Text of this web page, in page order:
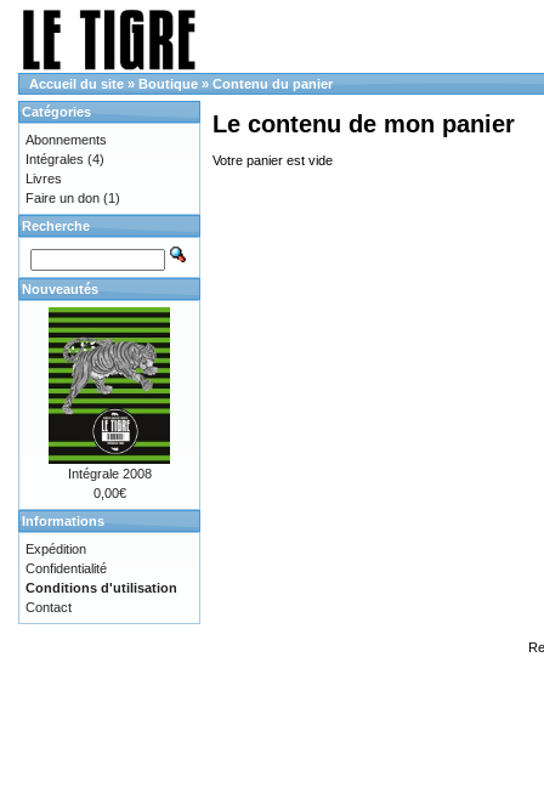
Accueil du site » Boutique » Contenu du panier
Le contenu de mon panier
Votre panier est vide
Catégories
Abonnements
Intégrales (4)
Livres
Faire un don (1)
Recherche
Nouveautés
Intégrale 2008
0,00€
Informations
Expédition
Confidentialité
Conditions d'utilisation
Contact